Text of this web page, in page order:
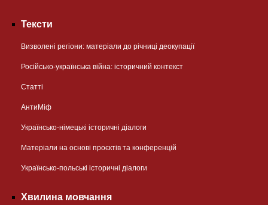
Тексти
Визволені регіони: матеріали до річниці деокупації
Російсько-українська війна: історичний контекст
Статті
АнтиМіф
Українсько-німецькі історичні діалоги
Матеріали на основі проєктів та конференцій
Українсько-польські історичні діалоги
Хвилина мовчання